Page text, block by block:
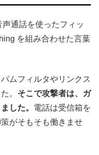
通話を使ったフィッ
を組み合わせた言葉
ムフィルタやリンクス
。 そこで攻撃者は、ガ
した。 電話は受信箱を
がそもそも働きませ